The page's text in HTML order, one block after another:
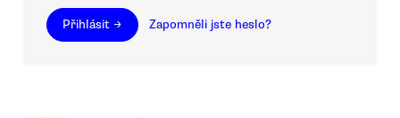
Přihlásit → Zapomněli jste heslo?